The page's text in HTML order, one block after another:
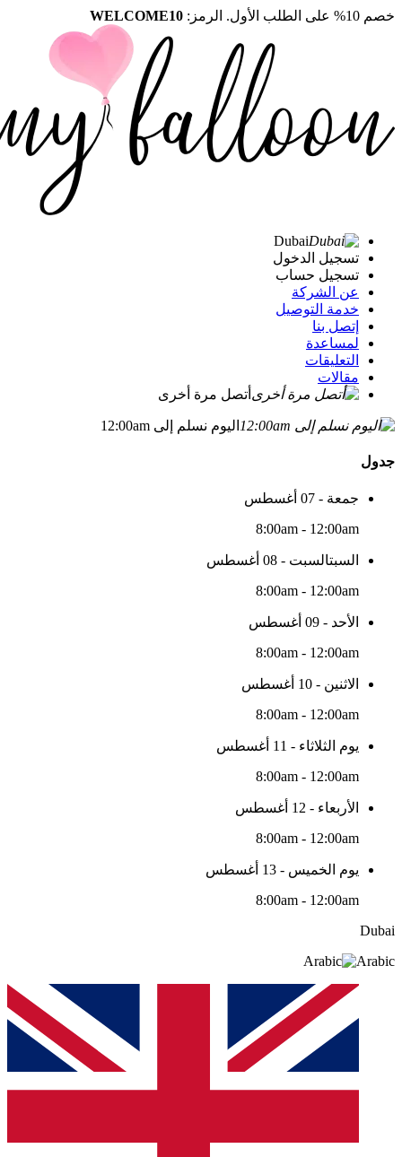
خصم 10% على الطلب الأول. الرمز: WELCOME10
Dubai
تسجيل الدخول
تسجيل حساب
عن الشركة
خدمة التوصيل
إتصل بنا
لمساعدة
التعليقات
مقالات
أتصل مرة أخرى
اليوم نسلم إلى 12:00am
جدول
جمعة - 07 أغسطس
8:00am - 12:00am
السبتالسبت - 08 أغسطس
8:00am - 12:00am
الأحد - 09 أغسطس
8:00am - 12:00am
الاثنين - 10 أغسطس
8:00am - 12:00am
يوم الثلاثاء - 11 أغسطس
8:00am - 12:00am
الأربعاء - 12 أغسطس
8:00am - 12:00am
يوم الخميس - 13 أغسطس
8:00am - 12:00am
Dubai
Arabic